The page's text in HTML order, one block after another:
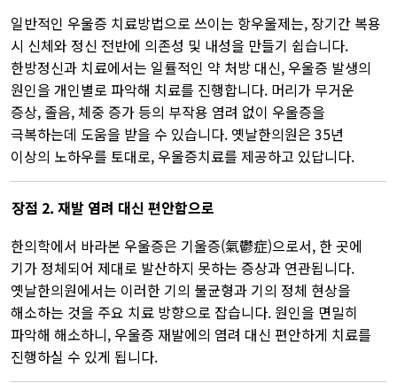
일반적인 우울증 치료방법으로 쓰이는 항우울제는, 장기간 복용
시 신체와 정신 전반에 의존성 및 내성을 만들기 쉽습니다.
한방정신과 치료에서는 일률적인 약 처방 대신, 우울증 발생의
원인을 개인별로 파악해 치료를 진행합니다. 머리가 무거운
증상, 졸음, 체중 증가 등의 부작용 염려 없이 우울증을
극복하는데 도움을 받을 수 있습니다. 옛날한의원은 35년
이상의 노하우를 토대로, 우울증치료를 제공하고 있답니다.​
장점 2. 재발 염려 대신 편안함으로​​​
한의학에서 바라본 우울증은 기울증(氣鬱症)으로서, 한 곳에
기가 정체되어 제대로 발산하지 못하는 증상과 연관됩니다.
옛날한의원에서는 이러한 기의 불균형과 기의 정체 현상을
해소하는 것을 주요 치료 방향으로 잡습니다. 원인을 면밀히
파악해 해소하니, 우울증 재발에의 염려 대신 편안하게 치료를
진행하실 수 있게 됩니다.